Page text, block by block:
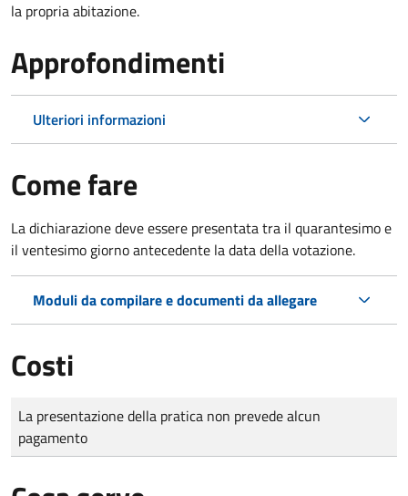
la propria abitazione.
Approfondimenti
Ulteriori informazioni
Come fare
La dichiarazione deve essere presentata tra il quarantesimo e
il ventesimo giorno antecedente la data della votazione.
Moduli da compilare e documenti da allegare
Costi
Tipo di pagamento
Importo
La presentazione della pratica non prevede alcun
pagamento